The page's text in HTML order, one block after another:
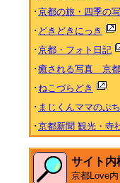
･京都の旅・四季の
･ どきどきにっき
･京都・フォト日記
･癒される写真 京
･ねこづらどき
･ まじくんママのぷ
･京都新聞 観光・寺
サイト内
京都Love